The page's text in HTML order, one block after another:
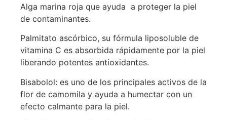
Alga marina roja que ayuda a proteger la piel
de contaminantes.
Palmitato ascórbico, su fórmula liposoluble de
vitamina C es absorbida rápidamente por la piel
liberando potentes antioxidantes.
Bisabolol: es uno de los principales activos de la
flor de camomila y ayuda a humectar con un
efecto calmante para la piel.